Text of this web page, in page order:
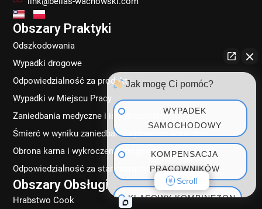
k a
m
Obszary Praktyki
Odszkodowania
Wypadki drogowe
Odpowiedzialność za produkt
Wypadki w Miejscu Pracy
Zaniedbania medyczne i instytucjonalne
Śmierć w wyniku zaniedbania i poważne obrażenia
Obrona karna i wykroczenia drogowe
Odpowiedzialność za stan nieruchomości
Obszary Obsługi
Hrabstwo Cook
Jak mogę Ci pomóc?
WYPADEK
SAMOCHODOWY
KOMPENSACJA
PRACOWNIKÓW
KLASOWY KOMBINEZON
Scroll